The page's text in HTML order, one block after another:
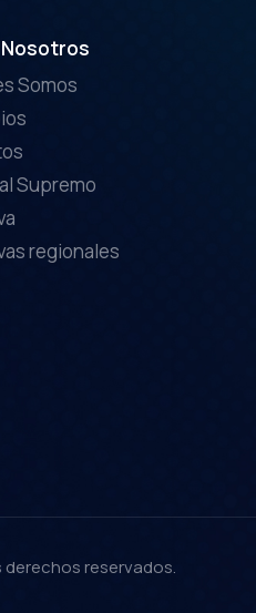
Somos
Supremo
regionales
derechos reservados.